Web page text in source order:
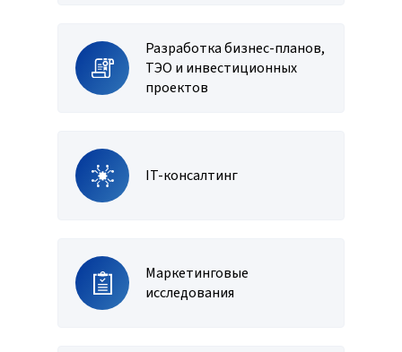
Разработка бизнес-планов,
ТЭО и инвестиционных
проектов
IT-консалтинг
Маркетинговые
исследования